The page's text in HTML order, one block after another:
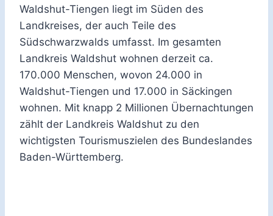
Waldshut-Tiengen liegt im Süden des
Landkreises, der auch Teile des
Südschwarzwalds umfasst. Im gesamten
Landkreis Waldshut wohnen derzeit ca.
170.000 Menschen, wovon 24.000 in
Waldshut-Tiengen und 17.000 in Säckingen
wohnen. Mit knapp 2 Millionen Übernachtungen
zählt der Landkreis Waldshut zu den
wichtigsten Tourismuszielen des Bundeslandes
Baden-Württemberg.